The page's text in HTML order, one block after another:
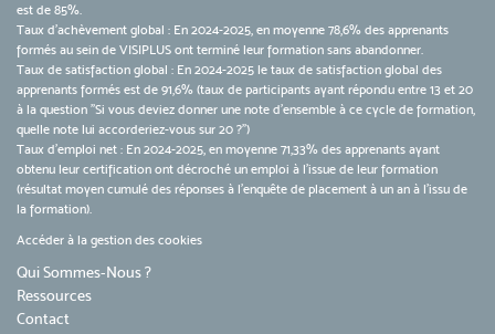
est de 85%.
Taux d’achèvement global : En 2024-2025, en moyenne 78,6% des apprenants
formés au sein de VISIPLUS ont terminé leur formation sans abandonner.
Taux de satisfaction global : En 2024-2025 le taux de satisfaction global des
apprenants formés est de 91,6% (taux de participants ayant répondu entre 13 et 20
à la question "Si vous deviez donner une note d’ensemble à ce cycle de formation,
quelle note lui accorderiez-vous sur 20 ?")
Taux d’emploi net : En 2024-2025, en moyenne 71,33% des apprenants ayant
obtenu leur certification ont décroché un emploi à l'issue de leur formation
(résultat moyen cumulé des réponses à l'enquête de placement à un an à l'issu de
la formation).
Accéder à la gestion des cookies
Qui Sommes-Nous ?
Ressources
Contact